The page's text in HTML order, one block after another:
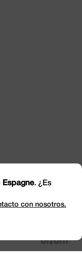
Espagne. ¿Es
con nosotros.